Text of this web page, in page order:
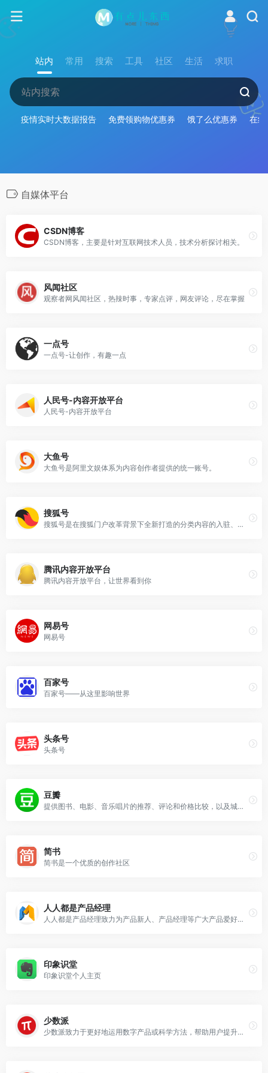
站内 常用 搜索 工具 社区 生活 求职
疫情实时大数据报告 免费领购物优惠券 饿了么优惠券 在
自媒体平台
CSDN博客
CSDN博客，主要是针对互联网技术人员，技术分析探讨相关。
风闻社区
观察者网风闻社区，热辣时事，专家点评，网友评论，尽在掌握
一点号
一点号-让创作，有趣一点
人民号-内容开放平台
人民号-内容开放平台
大鱼号
大鱼号是阿里文娱体系为内容创作者提供的统一账号。
搜狐号
搜狐号是在搜狐门户改革背景下全新打造的分类内容的入驻、发布和分发全平台
腾讯内容开放平台
腾讯内容开放平台，让世界看到你
网易号
网易号
百家号
百家号——从这里影响世界
头条号
头条号
豆瓣
提供图书、电影、音乐唱片的推荐、评论和价格比较，以及城市独特的文化生活。
简书
简书是一个优质的创作社区
人人都是产品经理
人人都是产品经理致力为产品新人、产品经理等广大产品爱好者打造一个良好的学习交流平台。
印象识堂
印象识堂个人主页
少数派
少数派致力于更好地运用数字产品或科学方法，帮助用户提升工作效率和生活品质